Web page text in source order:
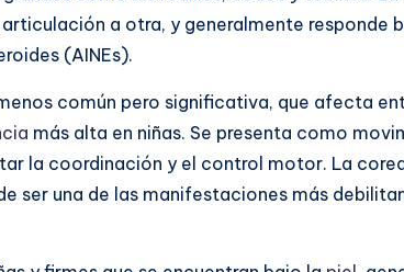
a otra, y generalmente responde
(AINEs).
común pero significativa, que afecta
más alta en niñas. Se presenta como
la coordinación y el control motor. La
ser una de las manifestaciones más